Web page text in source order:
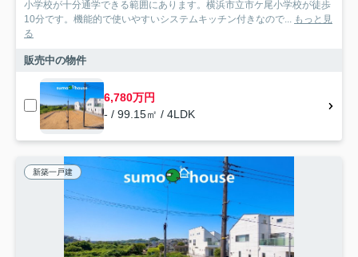
小学校が十分通学できる範囲にあります。横浜市立市ケ尾小学校が徒歩
10分です。機能的で使いやすいシステムキッチン付きなので...
もっと見
る
販売中の物件
6,780万円
- / 99.15㎡ / 4LDK
新築一戸建